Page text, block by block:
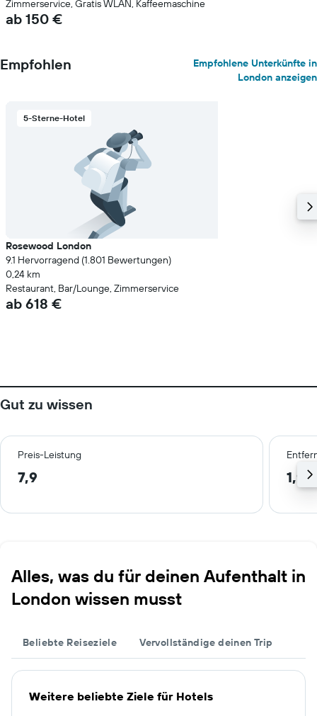
Zimmerservice, Gratis WLAN, Kaffeemaschine
ab 150 €
Empfohlen
Empfohlene Unterkünfte in
London anzeigen
5-Sterne-Hotel
Rosewood London
9.1 Hervorragend (1.801 Bewertungen)
0,24 km
Restaurant, Bar/Lounge, Zimmerservice
ab 618 €
Gut zu wissen
Preis-Leistung
7,9 1,9
Alles, was du für deinen Aufenthalt in
London wissen musst
Beliebte Reiseziele Vervollständige deinen Trip
Weitere beliebte Ziele für Hotels